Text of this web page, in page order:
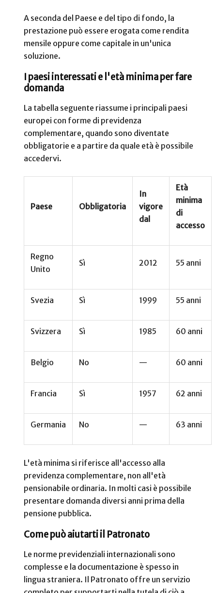
A seconda del Paese e del tipo di fondo, la
prestazione può essere erogata come rendita
mensile oppure come capitale in un'unica
soluzione.
I paesi interessati e l'età minima per fare
domanda
La tabella seguente riassume i principali paesi
europei con forme di previdenza
complementare, quando sono diventate
obbligatorie e a partire da quale età è possibile
accedervi.
Paese Obbligatoria
In
vigore
dal
Età
minima
di
accesso
Regno
Unito
Sì 2012 55 anni
Svezia Sì 1999 55 anni
Svizzera Sì 1985 60 anni
Belgio No — 60 anni
Francia Sì 1957 62 anni
Germania No — 63 anni
L'età minima si riferisce all'accesso alla
previdenza complementare, non all'età
pensionabile ordinaria. In molti casi è possibile
presentare domanda diversi anni prima della
pensione pubblica.
Come può aiutarti il Patronato
Le norme previdenziali internazionali sono
complesse e la documentazione è spesso in
lingua straniera. Il Patronato offre un servizio